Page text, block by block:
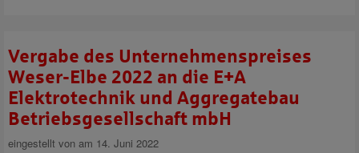
Vergabe des Unternehmenspreises
Weser-Elbe 2022 an die E+A
Elektrotechnik und Aggregatebau
Betriebsgesellschaft mbH
eingestellt von am 14. Juni 2022